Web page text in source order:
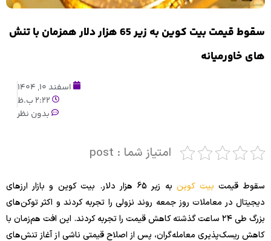
سقوط قیمت بیت کوین به زیر 65 هزار دلار همزمان با تنش
های خاورمیانه
اسفند 10, 1404
2:22 ب.ظ
بدون نظر
امتیاز شما : post
سقوط قیمت بیت کوین
به زیر 65 هزار دلار. بیت‌ کوین و بازار ارزهای
دیجیتال در معاملات روز جمعه روند نزولی را تجربه کردند و اکثر توکن‌های
بزرگ طی ۲۴ ساعت گذشته کاهش قیمت را تجربه کردند. این افت هم‌زمان با
کاهش ریسک‌پذیری معامله‌گران، پس از اصلاح قیمتی ناشی از آغاز تنش‌های